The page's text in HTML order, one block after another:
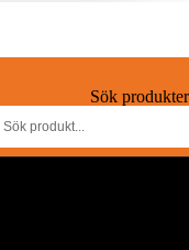
Sök produkter